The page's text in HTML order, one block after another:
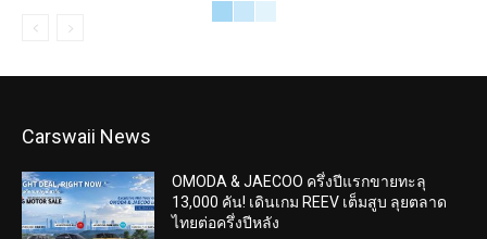
Carswaii News
OMODA & JAECOO ครึ่งปีแรกขายทะลุ
13,000 คัน! เดินเกม REEV เต็มสูบ ลุยตลาด
ไทยต่อครึ่งปีหลัง